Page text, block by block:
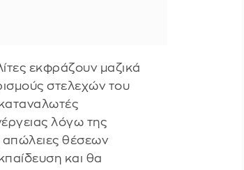
εκφράζουν μαζικά
στελεχών του
λόγω της
θέσεων
και θα